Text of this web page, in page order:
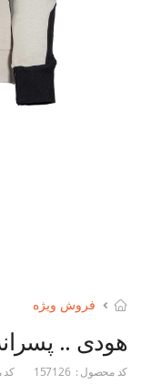
فروش ویژه
هودی ..
کد محصول : 157126 کد